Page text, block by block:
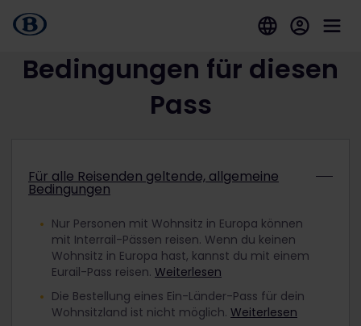
Bedingungen für diesen
Pass
Für alle Reisenden geltende, allgemeine
Bedingungen
Nur Personen mit Wohnsitz in Europa können
mit Interrail-Pässen reisen. Wenn du keinen
Wohnsitz in Europa hast, kannst du mit einem
Eurail-Pass reisen. Weiterlesen
Die Bestellung eines Ein-Länder-Pass für dein
Wohnsitzland ist nicht möglich. Weiterlesen